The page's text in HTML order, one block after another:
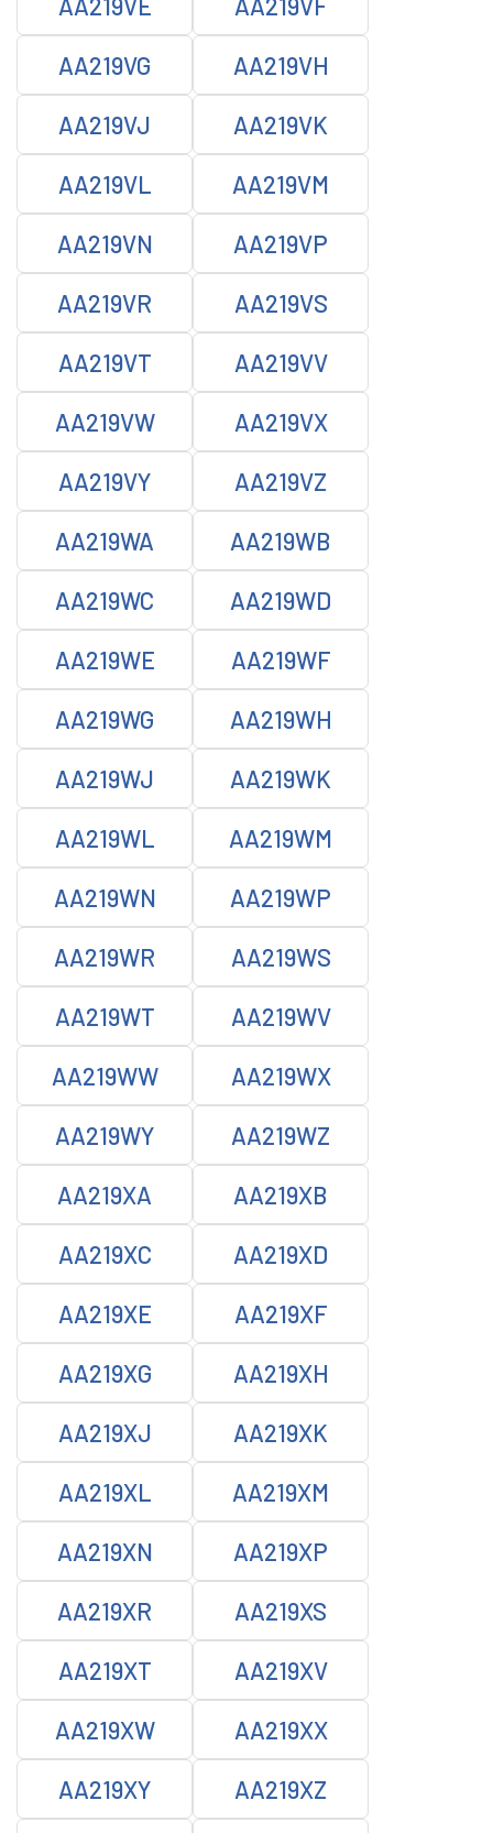
AA219VG AA219VH
AA219VJ AA219VK
AA219VL AA219VM
AA219VN AA219VP
AA219VR AA219VS
AA219VT AA219VV
AA219VW AA219VX
AA219VY AA219VZ
AA219WA AA219WB
AA219WC AA219WD
AA219WE AA219WF
AA219WG AA219WH
AA219WJ AA219WK
AA219WL AA219WM
AA219WN AA219WP
AA219WR AA219WS
AA219WT AA219WV
AA219WW AA219WX
AA219WY AA219WZ
AA219XA AA219XB
AA219XC AA219XD
AA219XE AA219XF
AA219XG AA219XH
AA219XJ AA219XK
AA219XL AA219XM
AA219XN AA219XP
AA219XR AA219XS
AA219XT AA219XV
AA219XW AA219XX
AA219XY AA219XZ